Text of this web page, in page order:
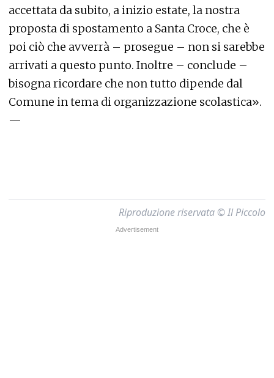
accettata da subito, a inizio estate, la nostra
proposta di spostamento a Santa Croce, che è
poi ciò che avverrà – prosegue – non si sarebbe
arrivati a questo punto. Inoltre – conclude –
bisogna ricordare che non tutto dipende dal
Comune in tema di organizzazione scolastica».
—
Riproduzione riservata © Il Piccolo